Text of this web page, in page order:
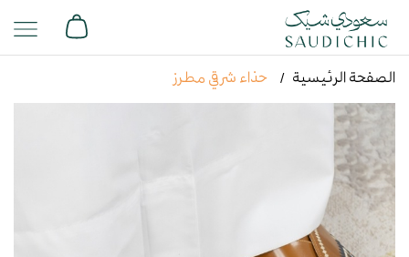
الصفحة الرئيسية حذاء شرقي مطرز